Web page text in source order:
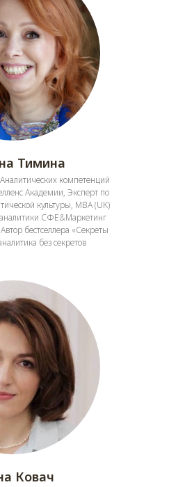
Тимина
компетенций
Академии, Эксперт по
культуры, MBA (UK)
СФЕ&Маркетинг
бестселлера «Секреты
без секретов
Ковач